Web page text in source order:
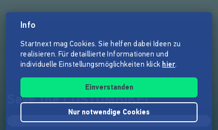
Save the CUSTOMBIKE!
Info
Startnext mag Cookies. Sie helfen dabei Ideen zu
realisieren. Für detaillierte Informationen und
individuelle Einstellungsmöglichkeiten klick hier.
Einverstanden
Nur notwendige Cookies